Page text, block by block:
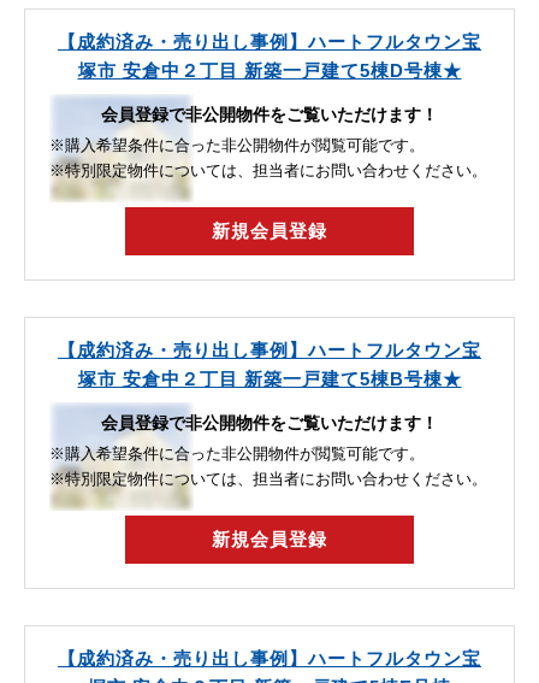
【成約済み・売り出し事例】ハートフルタウン宝
塚市 安倉中２丁目 新築一戸建て5棟D号棟★
会員登録で非公開物件をご覧いただけます！
※購入希望条件に合った非公開物件が閲覧可能です。
※特別限定物件については、担当者にお問い合わせください。
新規会員登録
【成約済み・売り出し事例】ハートフルタウン宝
塚市 安倉中２丁目 新築一戸建て5棟B号棟★
会員登録で非公開物件をご覧いただけます！
※購入希望条件に合った非公開物件が閲覧可能です。
※特別限定物件については、担当者にお問い合わせください。
新規会員登録
【成約済み・売り出し事例】ハートフルタウン宝